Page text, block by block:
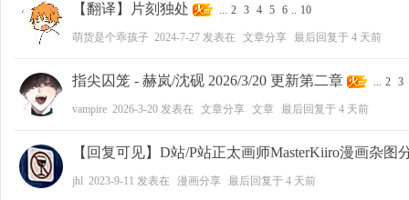
【翻译】片刻独处 ... 2 3 4 5 6 .. 10
萌货是个乖孩子 2024-7-27 发表在 文章分享 最后回复于 4 天前
指尖囚笼 - 赫岚/沈砚 2026/3/20 更新第二章 ... 2 3
vampire 2026-3-20 发表在 文章分享 文章 最后回复于 4 天前
【回复可见】D站/P站正太画师MasterKiiro漫画杂图
jhl 2023-9-11 发表在 漫画分享 最后回复于 4 天前